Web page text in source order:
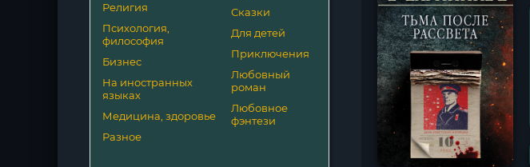
Религия
Психология,
философия
Бизнес
На иностранных
языках
Медицина, здоровье
Разное
Сказки
Для детей
Приключения
Любовный
роман
Любовное
фэнтези